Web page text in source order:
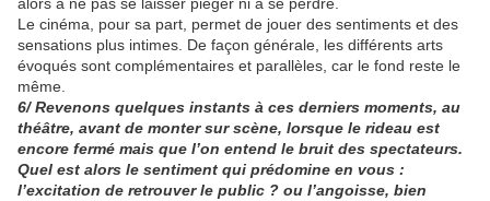
Le cinéma, pour sa part, permet de jouer des sentiments et des
sensations plus intimes. De façon générale, les différents arts
évoqués sont complémentaires et parallèles, car le fond reste le
même.
6/ Revenons quelques instants à ces derniers moments, au
théâtre, avant de monter sur scène, lorsque le rideau est
encore fermé mais que l’on entend le bruit des spectateurs.
Quel est alors le sentiment qui prédomine en vous :
l’excitation de retrouver le public ? ou l’angoisse, bien